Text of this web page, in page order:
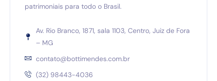
patrimoniais para todo o Brasil.
Av. Rio Branco, 1871, sala 1103, Centro, Juiz de Fora
– MG
contato@bottimendes.com.br
(32) 98443-4036